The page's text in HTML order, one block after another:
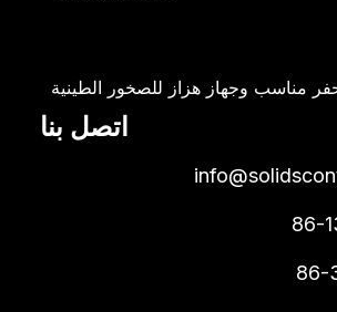
مناسب وجهاز هزاز للصخور الطينية
اتصل بنا